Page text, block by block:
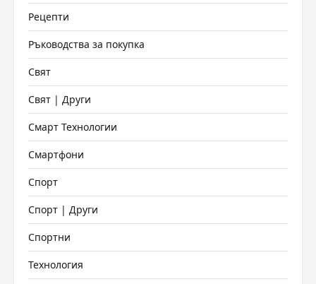
Рецепти
Ръководства за покупка
Свят
Свят | Други
Смарт Технологии
Смартфони
Спорт
Спорт | Други
Спортни
Технология